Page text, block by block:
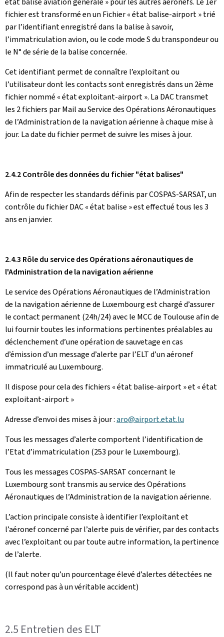
fichier est transformé en un Fichier « état balise-airport » trié
par l’identifiant enregistré dans la balise à savoir,
l’immatriculation avion, ou le code mode S du transpondeur ou
le N° de série de la balise concernée.
Cet identifiant permet de connaître l’exploitant ou
l’utilisateur dont les contacts sont enregistrés dans un 2ème
fichier nommé « état exploitant-airport ». La DAC transmet
les 2 fichiers par Mail au Service des Opérations Aéronautiques
de l’Administration de la navigation aérienne à chaque mise à
jour. La date du fichier permet de suivre les mises à jour.
2.4.2 Contrôle des données du fichier "état balises"
Afin de respecter les standards définis par COSPAS-SARSAT, un
contrôle du fichier DAC « état balise » est effectué tous les 3
ans en janvier.
2.4.3 Rôle du service des Opérations aéronautiques de
l'Administration de la navigation aérienne
Le service des Opérations Aéronautiques de l’Administration
de la navigation aérienne de Luxembourg est chargé d’assurer
le contact permanent (24h/24) avec le MCC de Toulouse afin de
lui fournir toutes les informations pertinentes préalables au
déclenchement d’une opération de sauvetage en cas
d’émission d’un message d’alerte par l’ELT d’un aéronef
immatriculé au Luxembourg.
Il dispose pour cela des fichiers « état balise-airport » et « état
exploitant-airport »
Adresse d’envoi des mises à jour :aro@airport.etat.lu
Tous les messages d’alerte comportent l’identification de
l’Etat d’immatriculation (253 pour le Luxembourg).
Tous les messages COSPAS-SARSAT concernant le
Luxembourg sont transmis au service des Opérations
Aéronautiques de l’Administration de la navigation aérienne.
L’action principale consiste à identifier l’exploitant et
l’aéronef concerné par l’alerte puis de vérifier, par des contacts
avec l’exploitant ou par toute autre information, la pertinence
de l’alerte.
(Il faut noter qu’un pourcentage élevé d’alertes détectées ne
correspond pas à un véritable accident)
2.5 Entretien des ELT